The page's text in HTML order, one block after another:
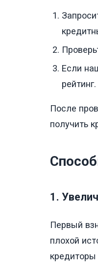
Если
рейтинг.
После
получить
1.
Первый
плохой
кредиторы